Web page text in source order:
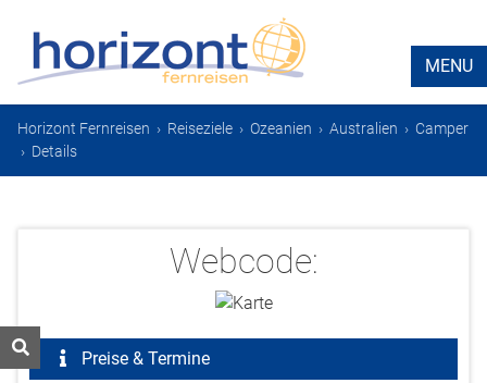
MENU
Horizont Fernreisen › Reiseziele › Ozeanien › Australien › Camper
› Details
Webcode:
Preise & Termine